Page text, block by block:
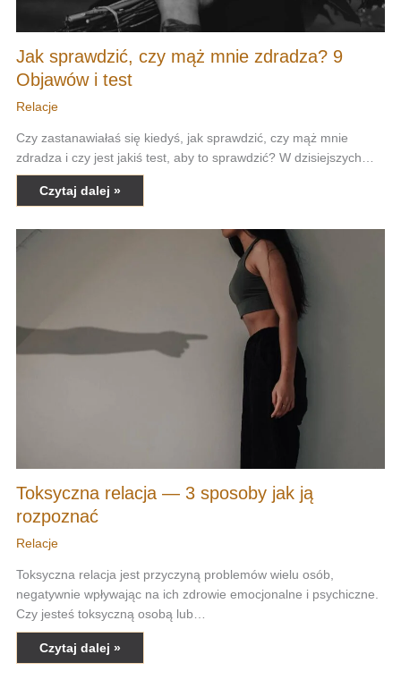
Jak sprawdzić, czy mąż mnie zdradza? 9
Objawów i test
Relacje
Czy zastanawiałaś się kiedyś, jak sprawdzić, czy mąż mnie
zdradza i czy jest jakiś test, aby to sprawdzić? W dzisiejszych…
Czytaj dalej »
Toksyczna relacja — 3 sposoby jak ją
rozpoznać
Relacje
Toksyczna relacja jest przyczyną problemów wielu osób,
negatywnie wpływając na ich zdrowie emocjonalne i psychiczne.
Czy jesteś toksyczną osobą lub…
Czytaj dalej »